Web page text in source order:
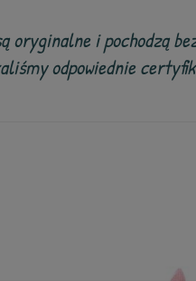
oryginalne i pochodzą
odpowiednie